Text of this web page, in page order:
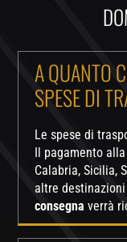
A QUANTO
SPESE DI
Le spese di
Il pagamento
Calabria, Sicilia,
altre
consegna verrà